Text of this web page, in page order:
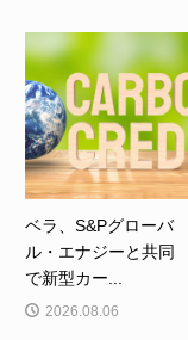
ベラ、S&Pグローバ
ル・エナジーと共同
で新型カー...
2026.08.06